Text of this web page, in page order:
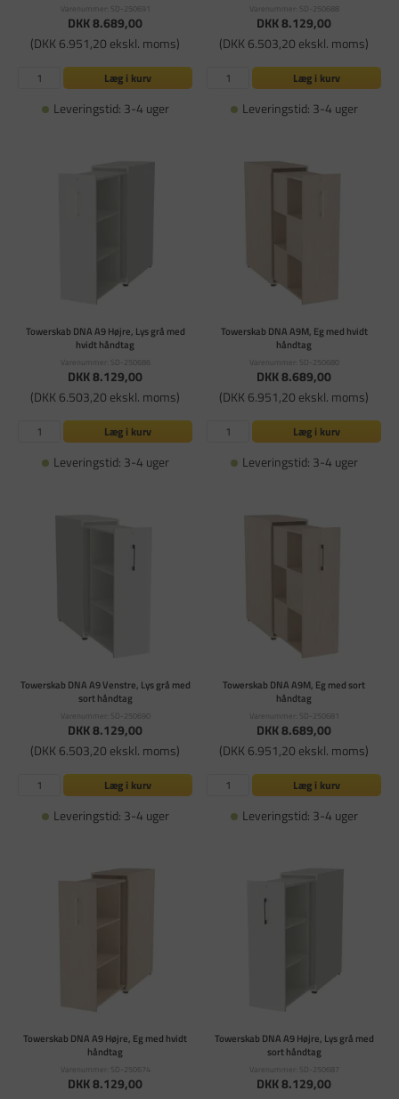
Varenummer: SD-250691
DKK 8.689,00
(DKK 6.951,20 ekskl. moms)
Læg i kurv
Leveringstid: 3-4 uger
Varenummer: SD-250688
DKK 8.129,00
(DKK 6.503,20 ekskl. moms)
Læg i kurv
Leveringstid: 3-4 uger
Towerskab DNA A9 Højre, Lys grå med
hvidt håndtag
Varenummer: SD-250686
DKK 8.129,00
(DKK 6.503,20 ekskl. moms)
Læg i kurv
Leveringstid: 3-4 uger
Towerskab DNA A9M, Eg med hvidt
håndtag
Varenummer: SD-250680
DKK 8.689,00
(DKK 6.951,20 ekskl. moms)
Læg i kurv
Leveringstid: 3-4 uger
Towerskab DNA A9 Venstre, Lys grå med
sort håndtag
Varenummer: SD-250690
DKK 8.129,00
(DKK 6.503,20 ekskl. moms)
Læg i kurv
Leveringstid: 3-4 uger
Towerskab DNA A9M, Eg med sort
håndtag
Varenummer: SD-250681
DKK 8.689,00
(DKK 6.951,20 ekskl. moms)
Læg i kurv
Leveringstid: 3-4 uger
Towerskab DNA A9 Højre, Eg med hvidt
håndtag
Varenummer: SD-250674
DKK 8.129,00
Towerskab DNA A9 Højre, Lys grå med
sort håndtag
Varenummer: SD-250687
DKK 8.129,00